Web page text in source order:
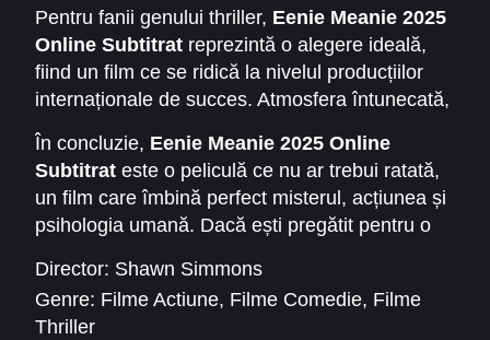
misterul ce planează asupra întregii narațiuni.
Pentru fanii genului thriller, Eenie Meanie 2025
Online Subtitrat reprezintă o alegere ideală,
fiind un film ce se ridică la nivelul producțiilor
internaționale de succes. Atmosfera întunecată,
maximă fac din acest film o producție ce merită
vizionată atât de pasionații genului, cât și de cei
care caută o poveste intensă, plină de
neprevăzut.
În concluzie, Eenie Meanie 2025 Online
Subtitrat este o peliculă ce nu ar trebui ratată,
un film care îmbină perfect misterul, acțiunea și
psihologia umană. Dacă ești pregătit pentru o
acesta este filmul care îți va oferi exact ceea ce
cauți.
Director: Shawn Simmons
Genre: Filme Actiune, Filme Comedie, Filme
Thriller